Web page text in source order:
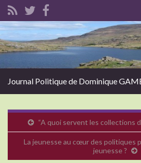
Search for:
Journal Politique de Dominique
“A quoi servent les collections
La jeunesse au cœur des politiques
jeunesse ?